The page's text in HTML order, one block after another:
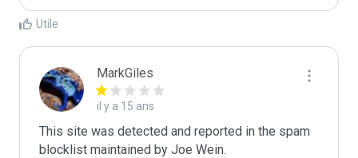
Utile
MarkGiles
il y a 15 ans
This site was detected and reported in the spam
blocklist maintained by Joe Wein.